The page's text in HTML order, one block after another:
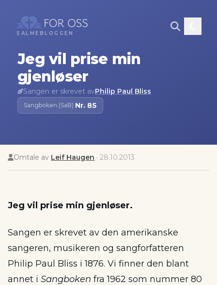
SALMEBLOGGEN
Jeg vil prise min
gjenløser
Sangen er skrevet avPhilip Paul Bliss
Sangboken (SaB)·Nr. 85
Omtale av Leif Haugen ·28.10.2013
Jeg vil prise min gjenløser.
Sangen er skrevet av den amerikanske
sangeren, musikeren og sangforfatteren
Philip Paul Bliss i 1876. Vi finner den blant
annet i Sangboken fra 1962 som nummer 80